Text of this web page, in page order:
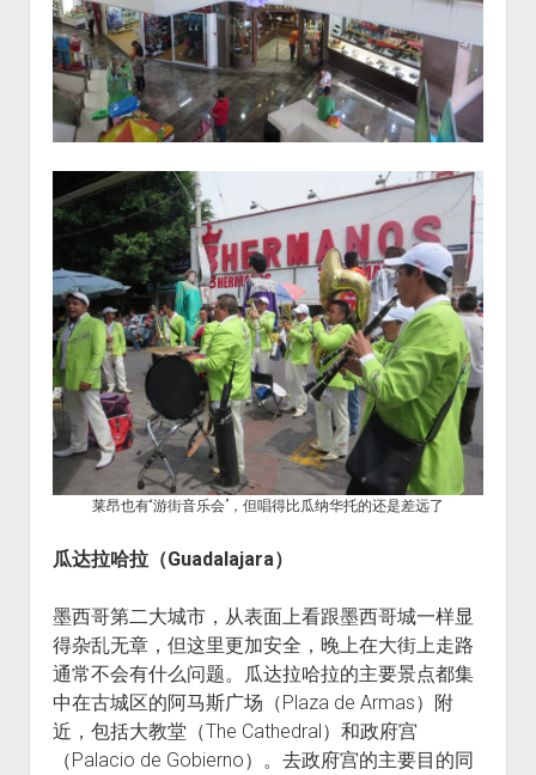
莱昂也有“游街音乐会”，但唱得比瓜纳华托的还是差远了
瓜达拉哈拉（Guadalajara）
墨西哥第二大城市，从表面上看跟墨西哥城一样显
得杂乱无章，但这里更加安全，晚上在大街上走路
通常不会有什么问题。瓜达拉哈拉的主要景点都集
中在古城区的阿马斯广场（Plaza de Armas）附
近，包括大教堂（The Cathedral）和政府宫
（Palacio de Gobierno）。去政府宫的主要目的同